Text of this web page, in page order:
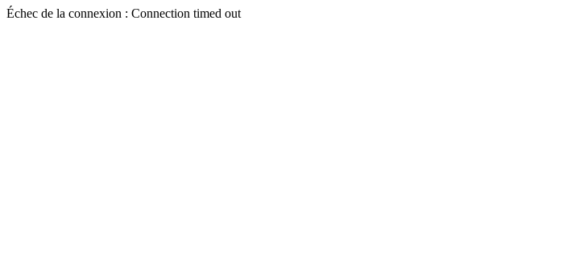
Échec de la connexion : Connection timed out